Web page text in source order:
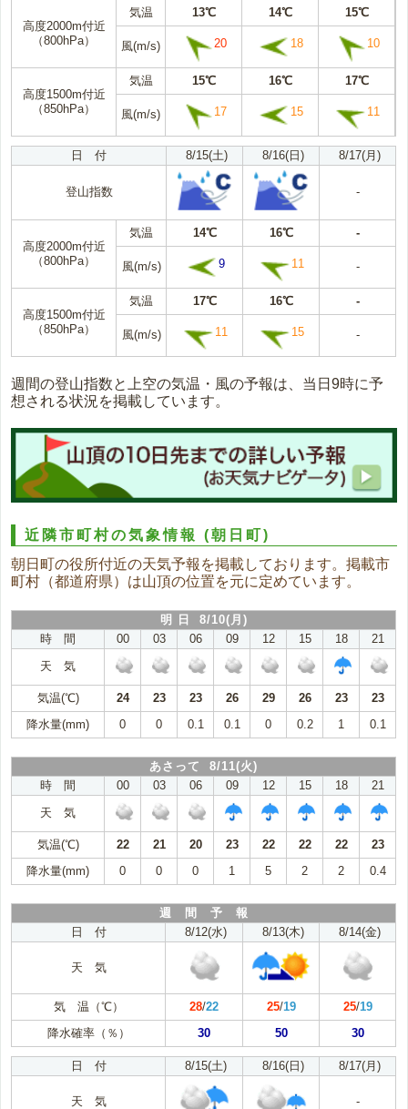
高度2000m付近
（800hPa）
気温 13℃ 14℃ 15℃
風(m/s) 20 18 10
高度1500m付近
（850hPa）
気温 15℃ 16℃ 17℃
風(m/s) 17 15 11
日 付 8/15(土) 8/16(日) 8/17(月)
登山指数 -
高度2000m付近
（800hPa）
気温 14℃ 16℃ -
風(m/s) 9 11 -
高度1500m付近
（850hPa）
気温 17℃ 16℃ -
風(m/s) 11 15 -
週間の登山指数と上空の気温・風の予報は、当日9時に予
想される状況を掲載しています。
近隣市町村の気象情報(朝日町)
朝日町の役所付近の天気予報を掲載しております。掲載市
町村（都道府県）は山頂の位置を元に定めています。
明 日 8/10(月)
時 間
00 03 06 09 12 15 18
21
天 気
気温(℃) 24 23 23 26 29 26 23
23
降水量(mm)
0 0 0.1 0.1 0 0.2 1 0.1
あさって 8/11(火)
時 間
00 03 06 09 12 15 18
21
天 気
気温(℃) 22 21 20 23 22 22 22
23
降水量(mm)
0 0 0 1 5 2 2 0.4
週 間 予 報
日 付
8/12(水) 8/13(木) 8/14(金)
天 気
気 温（℃） 28/22 25/19 25/19
降水確率（％）
30 50 30
日 付 8/15(土) 8/16(日) 8/17(月)
天 気 -